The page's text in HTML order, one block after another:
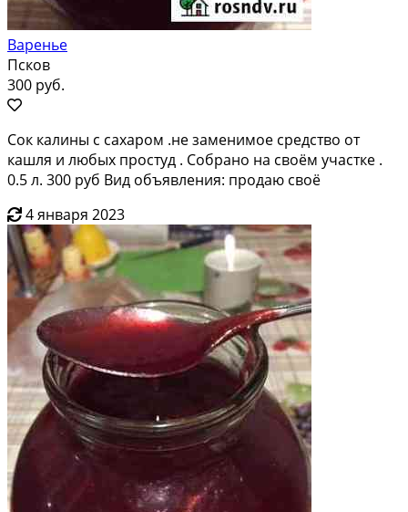
Варенье
Псков
300 руб.
Сок калины с сахаром .не заменимое средство от
кашля и любых простуд . Собрано на своём участке .
0.5 л. 300 руб Вид объявления: продаю своё
4 января 2023